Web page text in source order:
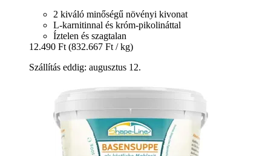
2 kiváló minőségű növényi kivonat
L-karnitinnal és króm-pikolináttal
Íztelen és szagtalan
12.490 Ft (832.667 Ft / kg)
Szállítás eddig: augusztus 12.